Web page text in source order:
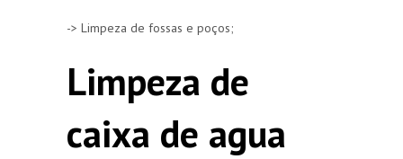
-> Limpeza de fossas e poços;
Limpeza de
caixa de agua